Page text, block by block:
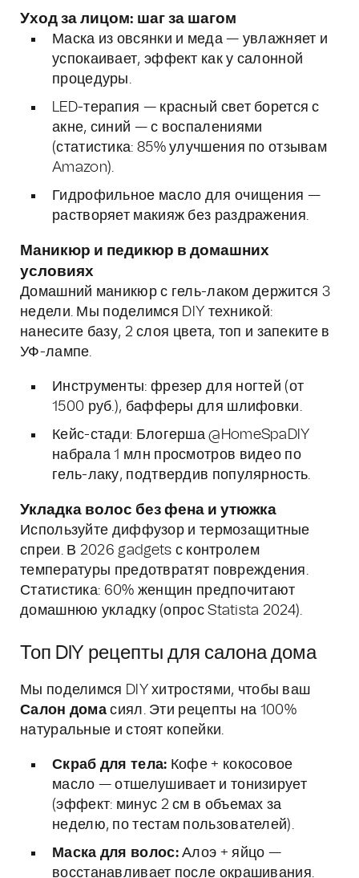
Уход за лицом: шаг за шагом
Маска из овсянки и меда — увлажняет и
успокаивает, эффект как у салонной
процедуры.
LED-терапия — красный свет борется с
акне, синий — с воспалениями
(статистика: 85% улучшения по отзывам
Amazon).
Гидрофильное масло для очищения —
растворяет макияж без раздражения.
Маникюр и педикюр в домашних
условиях
Домашний маникюр с гель-лаком держится 3
недели. Мы поделимся DIY техникой:
нанесите базу, 2 слоя цвета, топ и запеките в
УФ-лампе.
Инструменты: фрезер для ногтей (от
1500 руб.), бафферы для шлифовки.
Кейс-стади: Блогерша @HomeSpaDIY
набрала 1 млн просмотров видео по
гель-лаку, подтвердив популярность.
Укладка волос без фена и утюжка
Используйте диффузор и термозащитные
спреи. В 2026 gadgets с контролем
температуры предотвратят повреждения.
Статистика: 60% женщин предпочитают
домашнюю укладку (опрос Statista 2024).
Топ DIY рецепты для салона дома
Мы поделимся DIY хитростями, чтобы ваш
Салон дома сиял. Эти рецепты на 100%
натуральные и стоят копейки.
Скраб для тела: Кофе + кокосовое
масло — отшелушивает и тонизирует
(эффект: минус 2 см в объемах за
неделю, по тестам пользователей).
Маска для волос:Алоэ + яйцо —
восстанавливает после окрашивания.